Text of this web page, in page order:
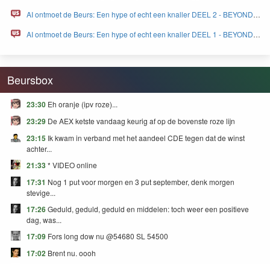
AI ontmoet de Beurs: Een hype of echt een knaller DEEL 2 - BEYOND
AI ontmoet de Beurs: Een hype of echt een knaller DEEL 1 - BEYOND
Beursbox
23:30 Eh oranje (ipv roze)...
23:29 De AEX ketste vandaag keurig af op de bovenste roze lijn
23:15 Ik kwam in verband met het aandeel CDE tegen dat de winst
achter...
21:33* VIDEO online
17:31 Nog 1 put voor morgen en 3 put september, denk morgen
stevige...
17:26Geduld, geduld, geduld en middelen: toch weer een positieve
dag, was...
17:09 Fors long dow nu @54680 SL 54500
17:02 Brent nu. oooh